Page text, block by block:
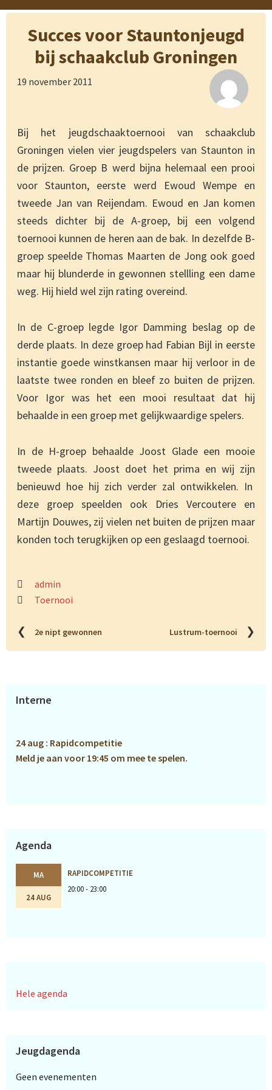
Succes voor Stauntonjeugd
bij schaakclub Groningen
19 november 2011
Bij het jeugdschaaktoernooi van schaakclub
Groningen vielen vier jeugdspelers van Staunton in
de prijzen. Groep B werd bijna helemaal een prooi
voor Staunton, eerste werd Ewoud Wempe en
tweede Jan van Reijendam. Ewoud en Jan komen
steeds dichter bij de A-groep, bij een volgend
toernooi kunnen de heren aan de bak. In dezelfde B-
groep speelde Thomas Maarten de Jong ook goed
maar hij blunderde in gewonnen stellling een dame
weg. Hij hield wel zijn rating overeind.
In de C-groep legde Igor Damming beslag op de
derde plaats. In deze groep had Fabian Bijl in eerste
instantie goede winstkansen maar hij verloor in de
laatste twee ronden en bleef zo buiten de prijzen.
Voor Igor was het een mooi resultaat dat hij
behaalde in een groep met gelijkwaardige spelers.
In de H-groep behaalde Joost Glade een mooie
tweede plaats. Joost doet het prima en wij zijn
benieuwd hoe hij zich verder zal ontwikkelen. In
deze groep speelden ook Dries Vercoutere en
Martijn Douwes, zij vielen net buiten de prijzen maar
konden toch terugkijken op een geslaagd toernooi.
admin
Toernooi
❮ 2e nipt gewonnen Lustrum-toernooi ❯
Primaire
Interne
24 aug : Rapidcompetitie
Meld je aan voor 19:45 om mee te spelen.
Agenda
MA
24 AUG
RAPIDCOMPETITIE
20:00 - 23:00
Hele agenda
Jeugdagenda
Geen evenementen